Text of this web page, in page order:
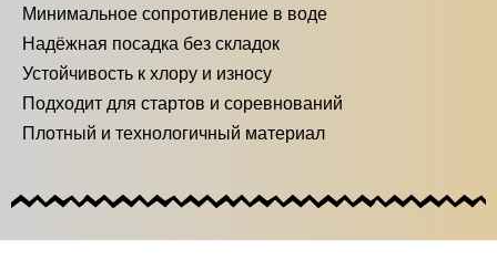
Минимальное сопротивление в воде
Надёжная посадка без складок
Устойчивость к хлору и износу
Подходит для стартов и соревнований
Плотный и технологичный материал